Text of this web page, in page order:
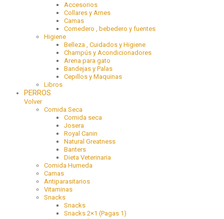
Accesorios
Collares y Arnes
Camas
Comedero , bebedero y fuentes
Higiene
Belleza , Cuidados y Higiene
Champús y Acondicionadores
Arena para gato
Bandejas y Palas
Cepillos y Maquinas
Libros
PERROS
Volver
Comida Seca
Comida seca
Josera
Royal Canin
Natural Greatness
Banters
Dieta Veterinaria
Comida Humeda
Camas
Antiparasitarios
Vitaminas
Snacks
Snacks
Snacks 2×1 (Pagas 1)